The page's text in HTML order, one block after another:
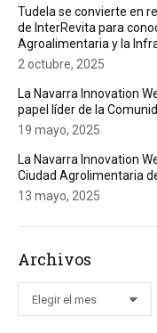
Tudela se convierte en
de InterRevita para
Agroalimentaria y la
2 octubre, 2025
La Navarra Innovation
papel líder de la
19 mayo, 2025
La Navarra Innovation
Ciudad Agrolimentaria
13 mayo, 2025
Archivos